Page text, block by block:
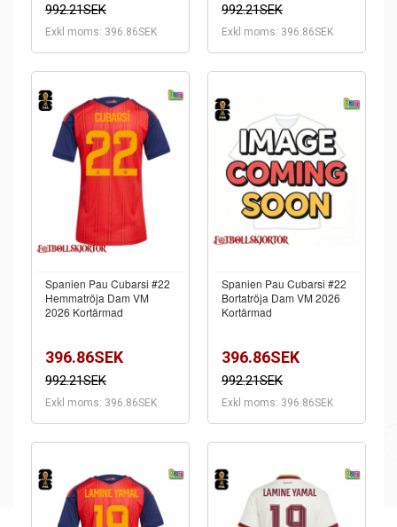
992.21SEK
Exkl moms: 396.86SEK
992.21SEK
Exkl moms: 396.86SEK
Spanien Pau Cubarsi #22
Hemmatröja Dam VM
2026 Kortärmad
396.86SEK
992.21SEK
Exkl moms: 396.86SEK
Spanien Pau Cubarsi #22
Bortatröja Dam VM 2026
Kortärmad
396.86SEK
992.21SEK
Exkl moms: 396.86SEK